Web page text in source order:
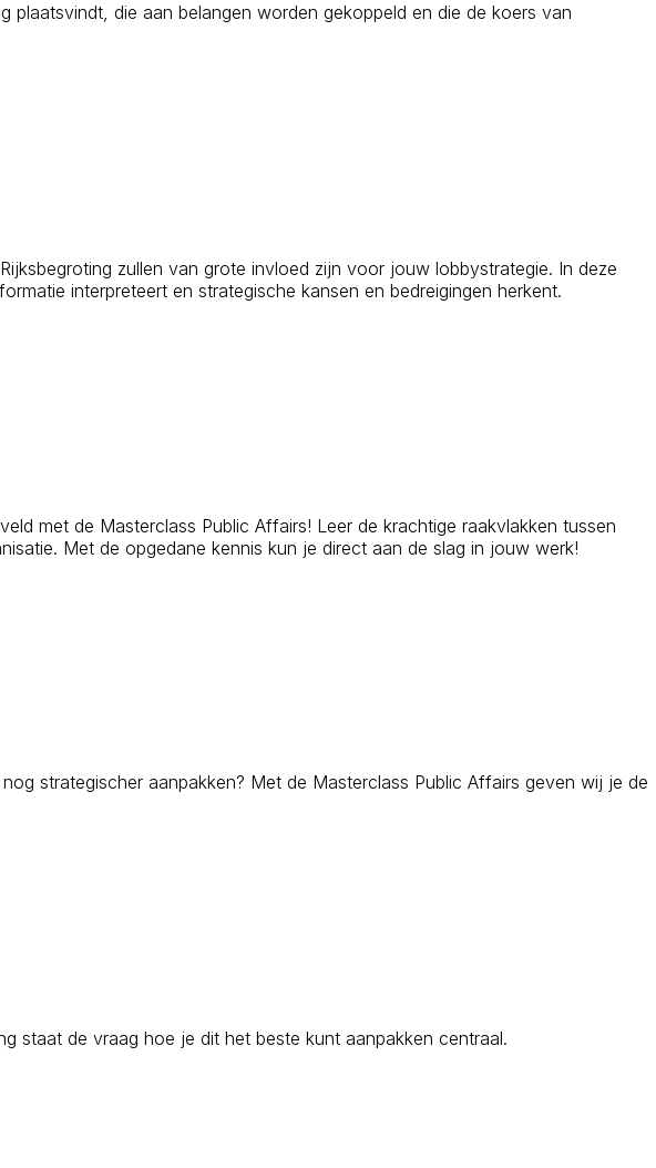
plaatsvindt, die aan belangen worden gekoppeld en die de koers van
zullen van grote invloed zijn voor jouw lobbystrategie. In deze
interpreteert en strategische kansen en bedreigingen herkent.
met de Masterclass Public Affairs! Leer de krachtige raakvlakken tussen
Met de opgedane kennis kun je direct aan de slag in jouw werk!
strategischer aanpakken? Met de Masterclass Public Affairs geven wij je de
staat de vraag hoe je dit het beste kunt aanpakken centraal.